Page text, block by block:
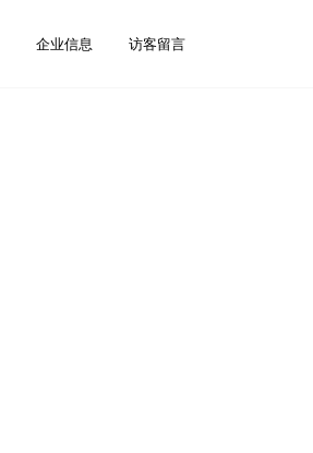
企业信息 访客留言